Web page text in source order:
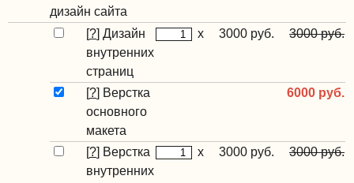
дизайн сайта
[?] Дизайн
внутренних
страниц
x 3000 руб. 3000 руб.
[?] Верстка
основного
макета
6000 руб.
[?] Верстка
внутренних
x 3000 руб. 3000 руб.